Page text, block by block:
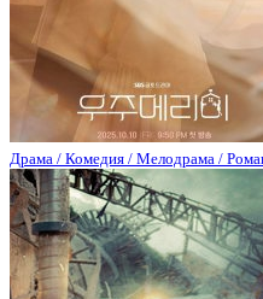
Драма / Комедия / Мелодрама /